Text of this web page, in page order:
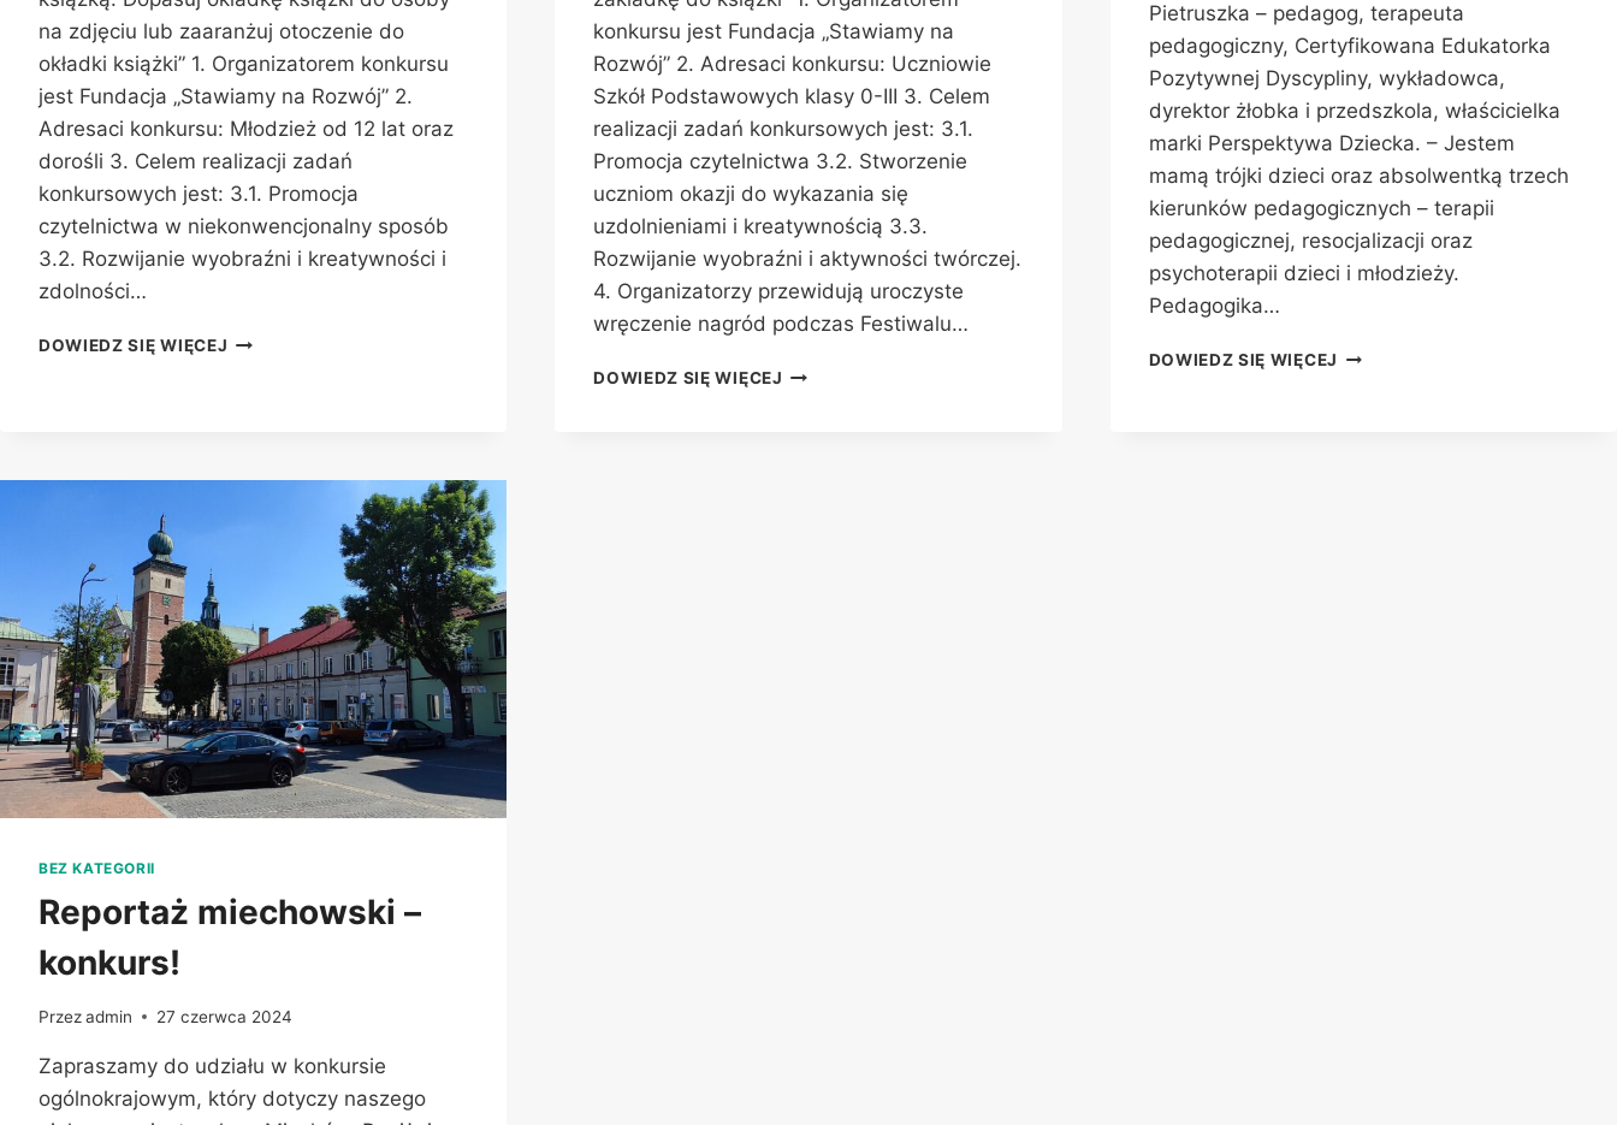
na zdjęciu lub zaaranżuj otoczenie do
okładki książki” 1. Organizatorem konkursu
jest Fundacja „Stawiamy na Rozwój” 2.
Adresaci konkursu: Młodzież od 12 lat oraz
dorośli 3. Celem realizacji zadań
konkursowych jest: 3.1. Promocja
czytelnictwa w niekonwencjonalny sposób
3.2. Rozwijanie wyobraźni i kreatywności i
zdolności…
DOWIEDZ SIĘ WIĘCEJ ZRÓB
FOTOGRAFICZNY
konkursu jest Fundacja „Stawiamy na
Rozwój” 2. Adresaci konkursu: Uczniowie
Szkół Podstawowych klasy 0-III 3. Celem
realizacji zadań konkursowych jest: 3.1.
Promocja czytelnictwa 3.2. Stworzenie
uczniom okazji do wykazania się
uzdolnieniami i kreatywnością 3.3.
Rozwijanie wyobraźni i aktywności twórczej.
4. Organizatorzy przewidują uroczyste
wręczenie nagród podczas Festiwalu…
DOWIEDZ SIĘ WIĘCEJ ZAPROJEKTUJ
Pietruszka – pedagog, terapeuta
pedagogiczny, Certyfikowana Edukatorka
Pozytywnej Dyscypliny, wykładowca,
dyrektor żłobka i przedszkola, właścicielka
marki Perspektywa Dziecka. – Jestem
mamą trójki dzieci oraz absolwentką trzech
kierunków pedagogicznych – terapii
pedagogicznej, resocjalizacji oraz
psychoterapii dzieci i młodzieży.
Pedagogika…
DOWIEDZ SIĘ WIĘCEJ WARSZTATY
BEZ KATEGORII
Reportaż miechowski –
konkurs!
Przezadmin 27 czerwca 2024
Zapraszamy do udziału w konkursie
ogólnokrajowym, który dotyczy naszego